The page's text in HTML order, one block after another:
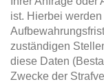
ist. Hierbei
zuständigen
diese Daten
Zwecke der